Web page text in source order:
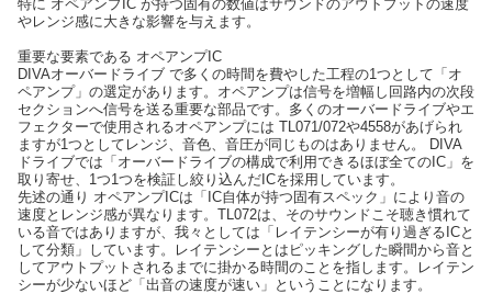
特に オペアンプIC が持つ固有の数値はサウンドのアウトプットの速度
やレンジ感に大きな影響を与えます。
重要な要素である オペアンプIC
DIVAオーバードライブ で多くの時間を費やした工程の1つとして「オ
ペアンプ」の選定があります。オペアンプは信号を増幅し回路内の次段
セクションへ信号を送る重要な部品です。多くのオーバードライブやエ
フェクターで使用されるオペアンプには TL071/072や4558があげられ
ますが1つとしてレンジ、音色、音圧が同じものはありません。 DIVA
ドライブでは「オーバードライブの構成で利用できるほぼ全てのIC」を
取り寄せ、1つ1つを検証し絞り込んだICを採用しています。
先述の通り オペアンプICは「IC自体が持つ固有スペック」により音の
速度とレンジ感が異なります。TL072は、そのサウンドこそ聴き慣れて
いる音ではありますが、我々としては「レイテンシーが有り過ぎるICと
して分類」しています。レイテンシーとはピッキングした瞬間から音と
してアウトプットされるまでに掛かる時間のことを指します。レイテン
シーが少ないほど「出音の速度が速い」ということになります。